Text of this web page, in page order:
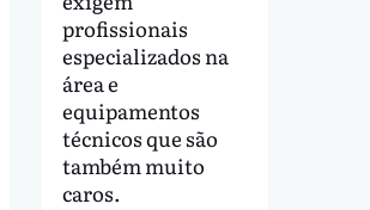
profissionais
especializados na
área e
equipamentos
técnicos que são
também muito
caros.